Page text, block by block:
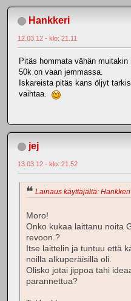
Hankkeri
12.03.12 - klo: 21.11
Pitäs hommata vähän
50k on vaan jemmassa.
Iskareista pitäs kans öljyt
vaihtaa.
jej
13.03.12 - klo: 21.52
Lainaus käyttäjältä:
Moro!
Onko kukaa laittanu noita
revoon.?
Itse laittelin ja tuntuu että
noilla alkuperäisillä oli.
Olisko jotai jippoa tahi
parannettua?